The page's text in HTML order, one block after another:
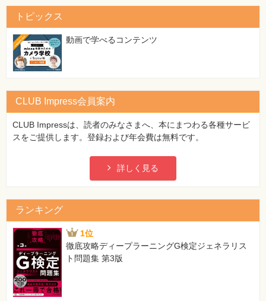
トピックス
動画で学べるコンテンツ
CLUB Impress会員案内
CLUB Impressは、読者のみなさまへ、本にまつわる各種サービ
スをご提供します。登録および年会費は無料です。
詳しく見る
ランキング
1位
徹底攻略ディープラーニングG検定ジェネラリス
ト問題集 第3版